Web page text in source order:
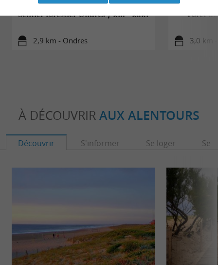
Sentier forestier Ondres 7 km - kaki
2,9 km - Ondres
Forêt
3,0 km
À DÉCOUVRIR AUX ALENTOURS
Découvrir S'informer Se loger Se